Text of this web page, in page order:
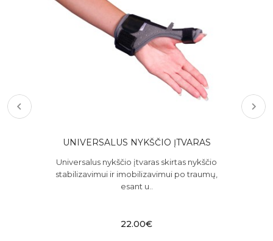
UNIVERSALUS NYKŠČIO ĮTVARAS
Universalus nykščio įtvaras skirtas nykščio
stabilizavimui ir imobilizavimui po traumų,
esant u..
22.00€